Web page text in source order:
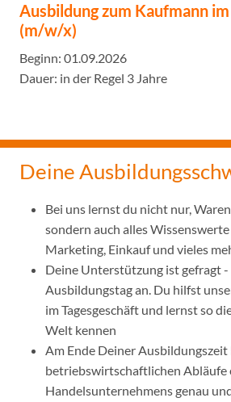
Ausbildung zum Kaufmann
(m/w/x)
Beginn: 01.09.2026
Dauer: in der Regel 3 Jahre
Deine
Bei uns lernst du nicht nur,
sondern auch alles
Marketing, Einkauf und vieles
Deine Unterstützung ist gefragt -
Ausbildungstag an. Du hilfst
im Tagesgeschäft und lernst so
Welt kennen
Am Ende Deiner
betriebswirtschaftlichen Abläufe
Handelsunternehmens genau